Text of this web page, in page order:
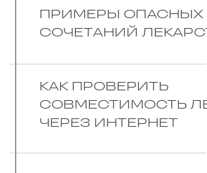
растворяется в желудке, потом
идёт в кровь, затем
наконец выводится. На любом
проблема.
Конечно, не все препараты
следуют этому правилу. Те, что
мази и капли действуют только